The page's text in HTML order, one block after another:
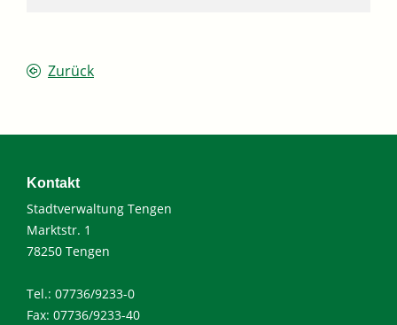
Zurück
Kontakt
Stadtverwaltung Tengen
Marktstr. 1
78250 Tengen
Tel.: 07736/9233-0
Fax: 07736/9233-40